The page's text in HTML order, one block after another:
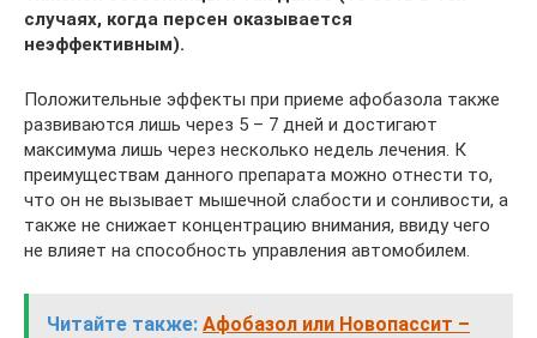
случаях, когда персен оказывается
неэффективным).
Положительные эффекты при приеме афобазола также
развиваются лишь через 5 – 7 дней и достигают
максимума лишь через несколько недель лечения. К
преимуществам данного препарата можно отнести то,
что он не вызывает мышечной слабости и сонливости, а
также не снижает концентрацию внимания, ввиду чего
не влияет на способность управления автомобилем.
Читайте также: Афобазол или Новопассит –